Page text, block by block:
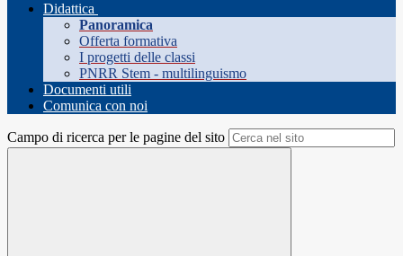
Didattica
Panoramica
Offerta formativa
I progetti delle classi
PNRR Stem - multilinguismo
Documenti utili
Comunica con noi
Campo di ricerca per le pagine del sito